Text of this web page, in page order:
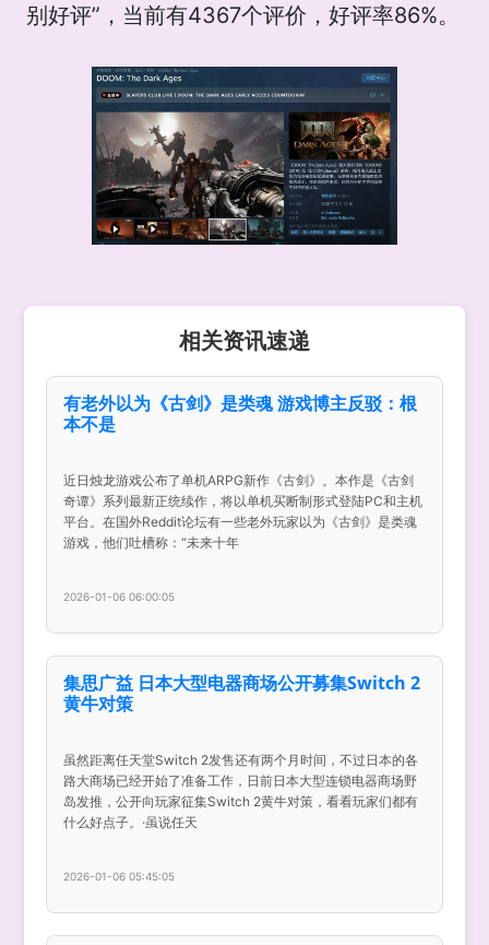
别好评”，当前有4367个评价，好评率86%。
相关资讯速递
有老外以为《古剑》是类魂 游戏博主反驳：根
本不是
近日烛龙游戏公布了单机ARPG新作《古剑》。本作是《古剑
奇谭》系列最新正统续作，将以单机买断制形式登陆PC和主机
平台。在国外Reddit论坛有一些老外玩家以为《古剑》是类魂
游戏，他们吐槽称：“未来十年
2026-01-06 06:00:05
集思广益 日本大型电器商场公开募集Switch 2
黄牛对策
虽然距离任天堂Switch 2发售还有两个月时间，不过日本的各
路大商场已经开始了准备工作，日前日本大型连锁电器商场野
岛发推，公开向玩家征集Switch 2黄牛对策，看看玩家们都有
什么好点子。·虽说任天
2026-01-06 05:45:05